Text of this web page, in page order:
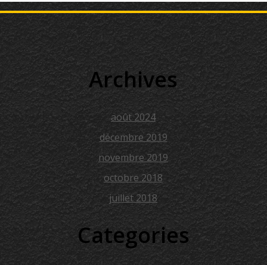
Archives
août 2024
décembre 2019
novembre 2019
octobre 2018
juillet 2018
Categories